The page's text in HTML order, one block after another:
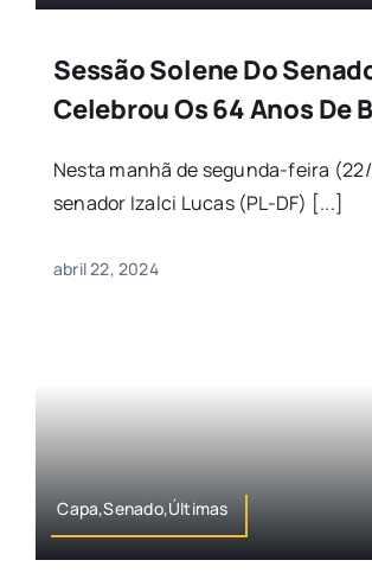
Sessão Solene Do
Celebrou Os 64 Anos De
Nesta manhã de segunda-feira
senador Izalci Lucas (PL-DF) [...]
abril 22, 2024
Capa,Senado,Últimas